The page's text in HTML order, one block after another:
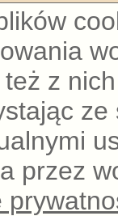
z
przez